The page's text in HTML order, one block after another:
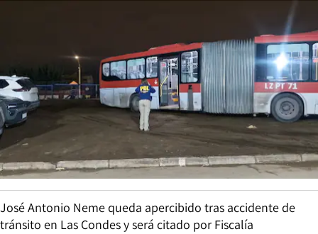
José Antonio Neme queda apercibido tras accidente de
tránsito en Las Condes y será citado por Fiscalía